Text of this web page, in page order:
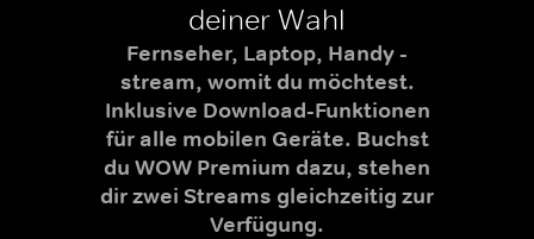
deiner Wahl
Fernseher, Laptop, Handy -
stream, womit du möchtest.
Inklusive Download-Funktionen
für alle mobilen Geräte. Buchst
du WOW Premium dazu, stehen
dir zwei Streams gleichzeitig zur
Verfügung.